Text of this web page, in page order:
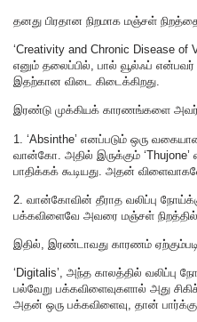
தனது பிரதான நிறமாக மஞ்சள்
‘Creativity and Chronic Disease of
எனும் தலைப்பில், பால் வூல்ஃப் என்பவர்
இதற்கான விடை கிடைக்கிறது.
இரண்டு முக்கியக் காரணங்களை
1. ‘Absinthe’ எனப்படும் ஒரு
வான்கோ. அதில் இருக்கும்
பாதிக்கக் கூடியது. அதன்
2. வான்கோவின் தீராத வலிப்பு
பக்கவிளைவே அவரை மஞ்சள்
இதில், இரண்டாவது காரணம்
‘Digitalis’, அந்த காலத்தில் வலிப்பு
பல்வேறு பக்கவிளைவுகளால் அது
அதன் ஒரு பக்கவிளைவு, தான்